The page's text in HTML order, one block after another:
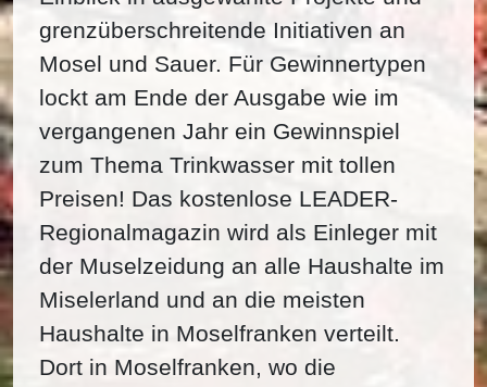
grenzüberschreitende Initiativen an
Mosel und Sauer. Für Gewinnertypen
lockt am Ende der Ausgabe wie im
vergangenen Jahr ein Gewinnspiel
zum Thema Trinkwasser mit tollen
Preisen! Das kostenlose LEADER-
Regionalmagazin wird als Einleger mit
der Muselzeidung an alle Haushalte im
Miselerland und an die meisten
Haushalte in Moselfranken verteilt.
Dort in Moselfranken, wo die